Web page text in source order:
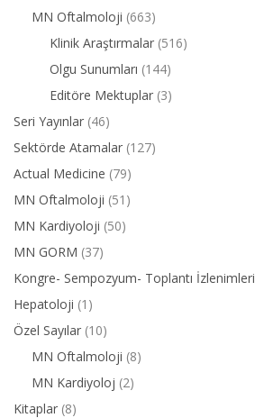
MN Oftalmoloji (663)
Klinik Araştırmalar (516)
Olgu Sunumları (144)
Editöre Mektuplar (3)
Seri Yayınlar (46)
Sektörde Atamalar (127)
Actual Medicine (79)
MN Oftalmoloji (51)
MN Kardiyoloji (50)
MN GORM (37)
Kongre- Sempozyum- Toplantı İzlenimleri
Hepatoloji (1)
Özel Sayılar (10)
MN Oftalmoloji (8)
MN Kardiyoloj (2)
Kitaplar (8)